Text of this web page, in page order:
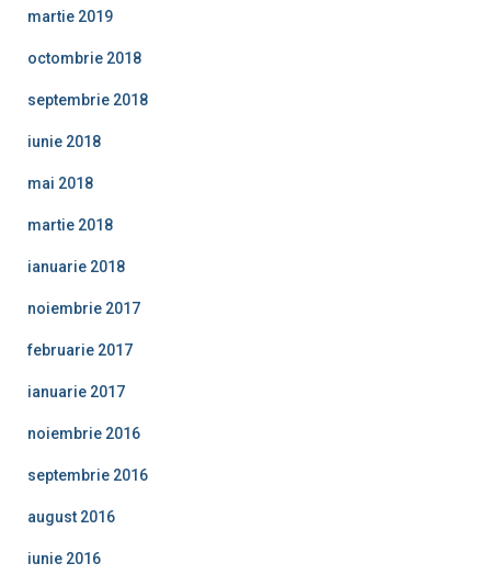
martie 2019
octombrie 2018
septembrie 2018
iunie 2018
mai 2018
martie 2018
ianuarie 2018
noiembrie 2017
februarie 2017
ianuarie 2017
noiembrie 2016
septembrie 2016
august 2016
iunie 2016